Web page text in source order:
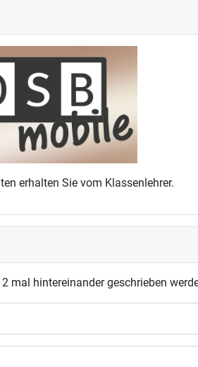
erhalten Sie vom Klassenlehrer.
mal hintereinander geschrieben